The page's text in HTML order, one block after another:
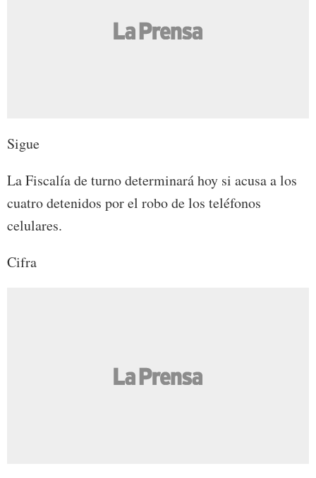
Sigue
La Fiscalía de turno determinará hoy si acusa a los
cuatro detenidos por el robo de los teléfonos
celulares.
Cifra